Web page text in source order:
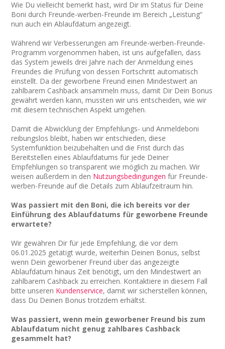
Wie Du vielleicht bemerkt hast, wird Dir im Status für Deine
Boni durch Freunde-werben-Freunde im Bereich „Leistung“
nun auch ein Ablaufdatum angezeigt.
Während wir Verbesserungen am Freunde-werben-Freunde-
Programm vorgenommen haben, ist uns aufgefallen, dass
das System jeweils drei Jahre nach der Anmeldung eines
Freundes die Prüfung von dessen Fortschritt automatisch
einstellt. Da der geworbene Freund einen Mindestwert an
zahlbarem Cashback ansammeln muss, damit Dir Dein Bonus
gewährt werden kann, mussten wir uns entscheiden, wie wir
mit diesem technischen Aspekt umgehen.
Damit die Abwicklung der Empfehlungs- und Anmeldeboni
reibungslos bleibt, haben wir entschieden, diese
Systemfunktion beizubehalten und die Frist durch das
Bereitstellen eines Ablaufdatums für jede Deiner
Empfehlungen so transparent wie möglich zu machen. Wir
weisen außerdem in den Nutzungsbedingungen für Freunde-
werben-Freunde auf die Details zum Ablaufzeitraum hin.
Was passiert mit den Boni, die ich bereits vor der
Einführung des Ablaufdatums für geworbene Freunde
erwartete?
Wir gewähren Dir für jede Empfehlung, die vor dem
06.01.2025 getätigt wurde, weiterhin Deinen Bonus, selbst
wenn Dein geworbener Freund über das angezeigte
Ablaufdatum hinaus Zeit benötigt, um den Mindestwert an
zahlbarem Cashback zu erreichen. Kontaktiere in diesem Fall
bitte unseren Kundenservice, damit wir sicherstellen können,
dass Du Deinen Bonus trotzdem erhältst.
Was passiert, wenn mein geworbener Freund bis zum
Ablaufdatum nicht genug zahlbares Cashback
gesammelt hat?